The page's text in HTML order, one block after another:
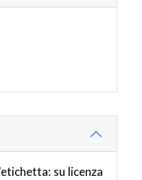
su licenza